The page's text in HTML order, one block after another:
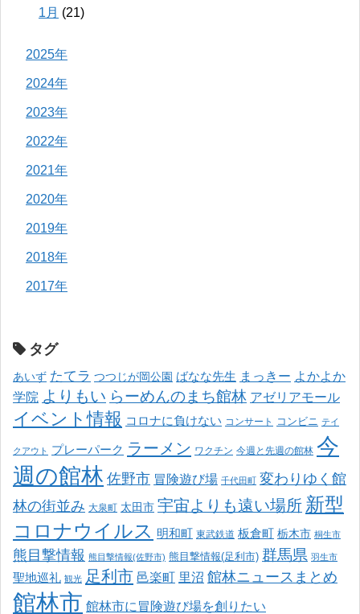
1月 (21)
2025年
2024年
2023年
2022年
2021年
2020年
2019年
2018年
2017年
タグ
あいず たてラ つつじが岡公園 ばなな先生 まっきー よかよか
学院 よりもい らーめんのまち館林 アゼリアモール
イベント情報 コロナに負けない コンサート コンビニ テイ
クアウト プレーパーク ラーメン ワクチン 今週と先週の館林 今
週の館林 佐野市 冒険遊び場 千代田町 変わりゆく館
林の街並み 大泉町 太田市 宇宙よりも遠い場所 新型
コロナウイルス 明和町 東武鉄道 板倉町 栃木市 桐生市
熊目撃情報 熊目撃情報(佐野市) 熊目撃情報(足利市) 群馬県 羽生市
聖地巡礼 観光 足利市 邑楽町 里沼 館林ニュースまとめ
館林市 館林市に冒険遊び場を創りたい